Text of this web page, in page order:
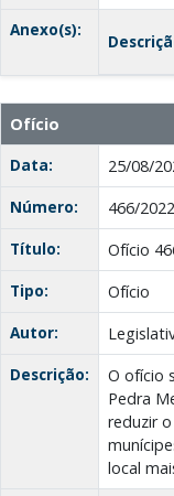
Anexo(s):
Ofício
Data:
25/08/
Número:
466/2022
Título:
Ofício
Tipo:
Ofício
Autor:
Descrição:
O ofício
Pedra
reduzir
local